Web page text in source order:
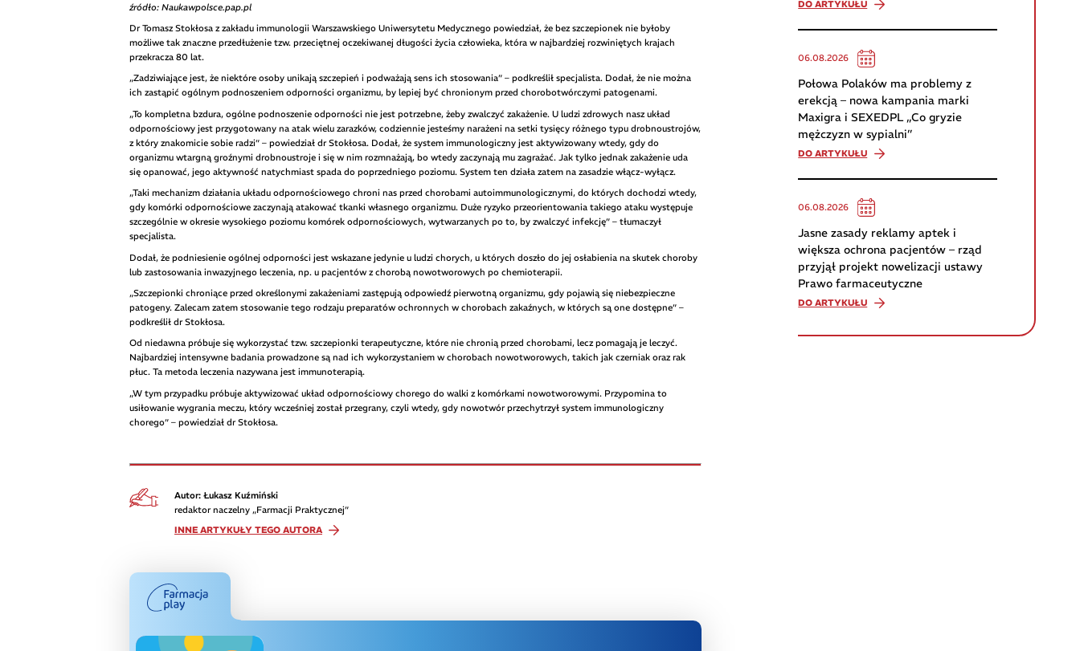
źródło: Naukawpolsce.pap.pl
Dr Tomasz Stokłosa z zakładu immunologii Warszawskiego Uniwersytetu Medycznego powiedział, że bez szczepionek nie byłoby
możliwe tak znaczne przedłużenie tzw. przeciętnej oczekiwanej długości życia człowieka, która w najbardziej rozwiniętych krajach
przekracza 80 lat.
„Zadziwiające jest, że niektóre osoby unikają szczepień i podważają sens ich stosowania” – podkreślił specjalista. Dodał, że nie można
ich zastąpić ogólnym podnoszeniem odporności organizmu, by lepiej być chronionym przed chorobotwórczymi patogenami.
„To kompletna bzdura, ogólne podnoszenie odporności nie jest potrzebne, żeby zwalczyć zakażenie. U ludzi zdrowych nasz układ
odpornościowy jest przygotowany na atak wielu zarazków, codziennie jesteśmy narażeni na setki tysięcy różnego typu drobnoustrojów,
z który znakomicie sobie radzi” – powiedział dr Stokłosa. Dodał, że system immunologiczny jest aktywizowany wtedy, gdy do
organizmu wtargną groźnymi drobnoustroje i się w nim rozmnażają, bo wtedy zaczynają mu zagrażać. Jak tylko jednak zakażenie uda
się opanować, jego aktywność natychmiast spada do poprzedniego poziomu. System ten działa zatem na zasadzie włącz-wyłącz.
„Taki mechanizm działania układu odpornościowego chroni nas przed chorobami autoimmunologicznymi, do których dochodzi wtedy,
gdy komórki odpornościowe zaczynają atakować tkanki własnego organizmu. Duże ryzyko przeorientowania takiego ataku występuje
szczególnie w okresie wysokiego poziomu komórek odpornościowych, wytwarzanych po to, by zwalczyć infekcję” – tłumaczył
specjalista.
Dodał, że podniesienie ogólnej odporności jest wskazane jedynie u ludzi chorych, u których doszło do jej osłabienia na skutek choroby
lub zastosowania inwazyjnego leczenia, np. u pacjentów z chorobą nowotworowych po chemioterapii.
„Szczepionki chroniące przed określonymi zakażeniami zastępują odpowiedź pierwotną organizmu, gdy pojawią się niebezpieczne
patogeny. Zalecam zatem stosowanie tego rodzaju preparatów ochronnych w chorobach zakaźnych, w których są one dostępne” –
podkreślił dr Stokłosa.
Od niedawna próbuje się wykorzystać tzw. szczepionki terapeutyczne, które nie chronią przed chorobami, lecz pomagają je leczyć.
Najbardziej intensywne badania prowadzone są nad ich wykorzystaniem w chorobach nowotworowych, takich jak czerniak oraz rak
płuc. Ta metoda leczenia nazywana jest immunoterapią.
„W tym przypadku próbuje aktywizować układ odpornościowy chorego do walki z komórkami nowotworowymi. Przypomina to
usiłowanie wygrania meczu, który wcześniej został przegrany, czyli wtedy, gdy nowotwór przechytrzył system immunologiczny
chorego” – powiedział dr Stokłosa.
Autor: Łukasz Kuźmiński
redaktor naczelny „Farmacji Praktycznej”
INNE ARTYKUŁY TEGO AUTORA
DO ARTYKUŁU
06.08.2026
Połowa Polaków ma problemy z
erekcją – nowa kampania marki
Maxigra i SEXEDPL „Co gryzie
mężczyzn w sypialni”
DO ARTYKUŁU
06.08.2026
Jasne zasady reklamy aptek i
większa ochrona pacjentów – rząd
przyjął projekt nowelizacji ustawy
Prawo farmaceutyczne
DO ARTYKUŁU